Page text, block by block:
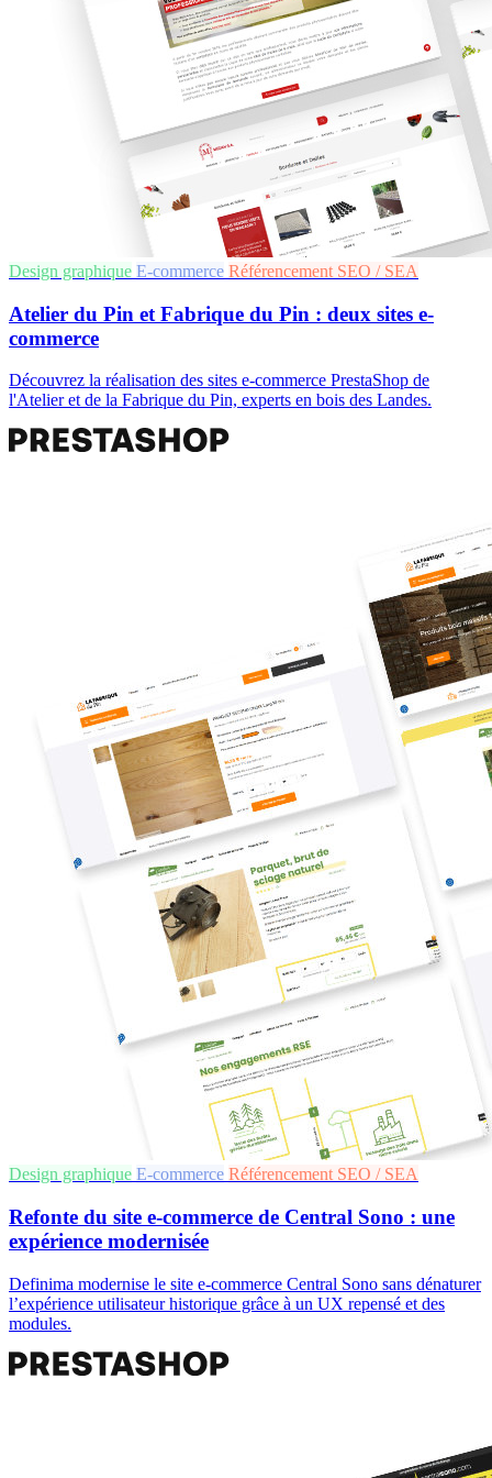
Design graphique E-commerce Référencement SEO / SEA
Atelier du Pin et Fabrique du Pin : deux sites e-
commerce
Découvrez la réalisation des sites e-commerce PrestaShop de
l'Atelier et de la Fabrique du Pin, experts en bois des Landes.
Design graphique E-commerce Référencement SEO / SEA
Refonte du site e-commerce de Central Sono : une
expérience modernisée
Definima modernise le site e-commerce Central Sono sans dénaturer
l’expérience utilisateur historique grâce à un UX repensé et des
modules.